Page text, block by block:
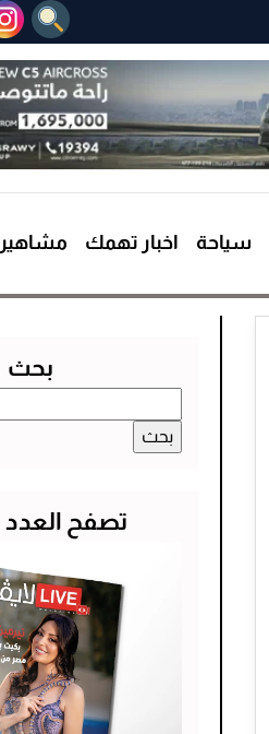
سياحة اخبار تهمك مشاهير
بحث
عن:
تصفح العدد